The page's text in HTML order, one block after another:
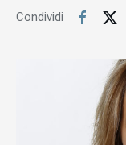
Condividi